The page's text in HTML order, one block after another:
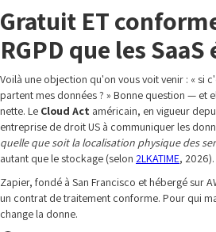
Gratuit ET
RGPD que les
Voilà une objection qu'on vous voit venir : « si
partent mes données ? » Bonne question — et
nette. Le Cloud Act américain, en vigueur
entreprise de droit US à communiquer les
quelle que soit la localisation physique des
autant que le stockage (selon 2LKATIME, 2026).
Zapier, fondé à San Francisco et hébergé sur
un contrat de traitement conforme. Pour qui
change la donne.